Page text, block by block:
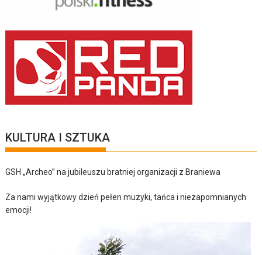
KULTURA I SZTUKA
GSH „Archeo” na jubileuszu bratniej organizacji z Braniewa
Za nami wyjątkowy dzień pełen muzyki, tańca i niezapomnianych
emocji!